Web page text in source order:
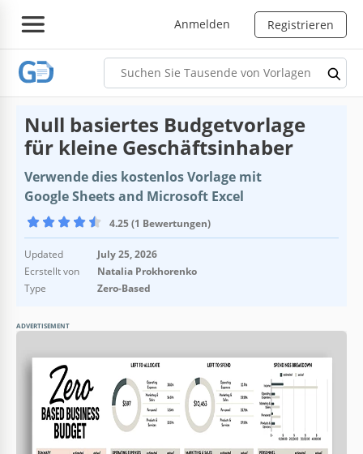
Anmelden Registrieren
Null basiertes Budgetvorlage
für kleine Geschäftsinhaber
Verwende dies kostenlos Vorlage mit
Google Sheets and Microsoft Excel
4.25 (1 Bewertungen)
Updated
July 25, 2026
Ecrstellt von
Natalia Prokhorenko
Type
Zero-Based
ADVERTISEMENT
Vorlagenspezifikationen
Format
Google Sheets, Microsoft Excel
September 25, 2025